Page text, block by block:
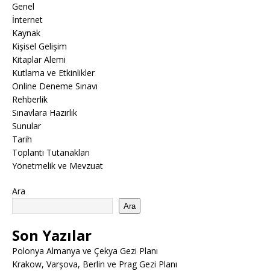
Genel
İnternet
Kaynak
Kişisel Gelişim
Kitaplar Alemi
Kutlama ve Etkinlikler
Online Deneme Sınavı
Rehberlik
Sınavlara Hazırlık
Sunular
Tarih
Toplantı Tutanakları
Yönetmelik ve Mevzuat
Ara
Ara
Son Yazılar
Polonya Almanya ve Çekya Gezi Planı
Krakow, Varşova, Berlin ve Prag Gezi Planı